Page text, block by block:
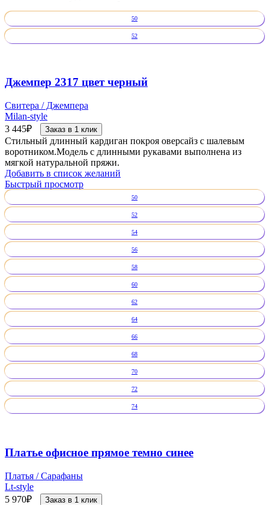
50
52
Джемпер 2317 цвет черный
Свитера / Джемпера
Milan-style
3 445₽ Заказ в 1 клик
Стильный длинный кардиган покроя оверсайз с шалевым
воротником.Модель с длинными рукавами выполнена из
мягкой натуральной пряжи.
Добавить в список желаний
Быстрый просмотр
50
52
54
56
58
60
62
64
66
68
70
72
74
Платье офисное прямое темно синее
Платья / Сарафаны
Lt-style
5 970₽ Заказ в 1 клик